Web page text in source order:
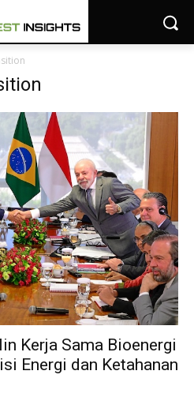
Kerja Sama Bioenergi
Energi dan Ketahanan